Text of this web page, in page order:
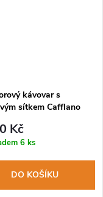
kávovar s
sítkem Cafflano
Kč
6 ks
DO KOŠÍKU